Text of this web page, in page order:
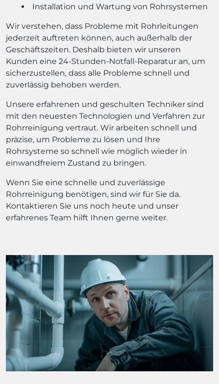
Installation und Wartung von Rohrsystemen
Wir verstehen, dass Probleme mit Rohrleitungen
jederzeit auftreten können, auch außerhalb der
Geschäftszeiten. Deshalb bieten wir unseren
Kunden eine 24-Stunden-Notfall-Reparatur an, um
sicherzustellen, dass alle Probleme schnell und
zuverlässig behoben werden.
Unsere erfahrenen und geschulten Techniker sind
mit den neuesten Technologien und Verfahren zur
Rohrreinigung vertraut. Wir arbeiten schnell und
präzise, um Probleme zu lösen und Ihre
Rohrsysteme so schnell wie möglich wieder in
einwandfreiem Zustand zu bringen.
Wenn Sie eine schnelle und zuverlässige
Rohrreinigung benötigen, sind wir für Sie da.
Kontaktieren Sie uns noch heute und unser
erfahrenes Team hilft Ihnen gerne weiter.